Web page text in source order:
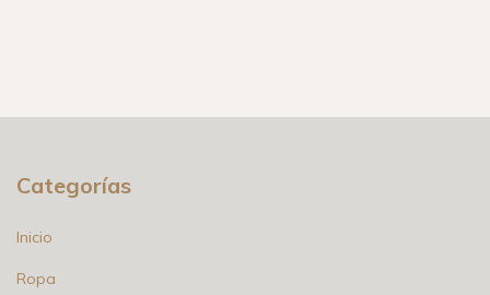
Categorías
Inicio
Ropa